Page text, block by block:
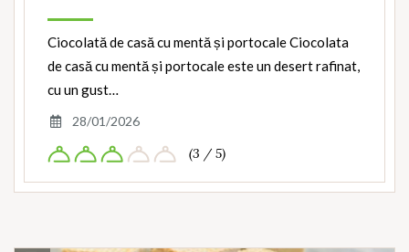
Ciocolată de casă cu mentă și portocale Ciocolata
de casă cu mentă și portocale este un desert rafinat,
cu un gust…
28/01/2026
(3 / 5)